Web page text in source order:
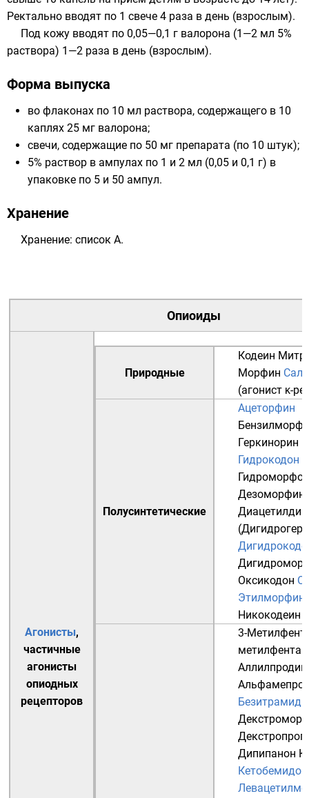
Ректально вводят по 1 свече 4 раза в день (взрослым).
Под кожу вводят по 0,05—0,1 г валорона (1—2 мл 5%
раствора) 1—2 раза в день (взрослым).
Форма выпуска
во флаконах по 10 мл раствора, содержащего в 10
каплях 25 мг валорона;
свечи, содержащие по 50 мг препарата (по 10 штук);
5% раствор в ампулах по 1 и 2 мл (0,05 и 0,1 г) в
упаковке по 5 и 50 ампул.
Хранение
Хранение: список А.
Опиоиды
Агонисты,
частичные
агонисты
опиодных
рецепторов
Природные
Кодеин
Морфин
(агонист κ-
Полусинтетические
Ацеторфин
Геркинорин
Гидрокодон
Гидроморфон
Дезоморфин
Оксикодон
Этилморфин
Никокодеин
3-
Аллилпродин
Безитрамид
Дипипанон
Кетобемидон